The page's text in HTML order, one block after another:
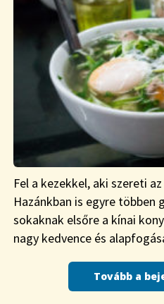
Fel a kezekkel, aki szereti
Hazánkban is egyre
sokaknak elsőre a kínai
nagy kedvence és
Tovább a